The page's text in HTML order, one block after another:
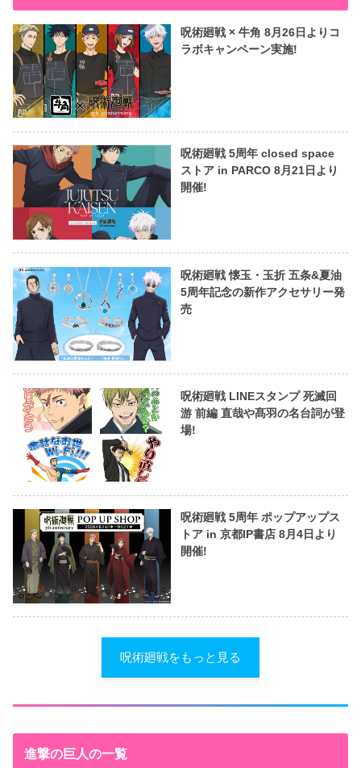
呪術廻戦 × 牛角 8月26日よりコ
ラボキャンペーン実施!
呪術廻戦 5周年 closed space
ストア in PARCO 8月21日より
開催!
呪術廻戦 懐玉・玉折 五条&夏油
5周年記念の新作アクセサリー発
売
呪術廻戦 LINEスタンプ 死滅回
游 前編 直哉や髙羽の名台詞が登
場!
呪術廻戦 5周年 ポップアップス
トア in 京都IP書店 8月4日より
開催!
呪術廻戦をもっと見る
進撃の巨人の一覧